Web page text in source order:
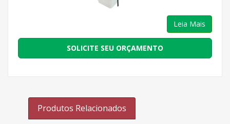
Leia Mais
SOLICITE SEU ORÇAMENTO
Produtos Relacionados